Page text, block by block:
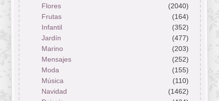
Flores
(2040)
Frutas
(164)
Infantil
(352)
Jardín
(477)
Marino
(203)
Mensajes
(252)
Moda
(155)
Música
(110)
Navidad
(1462)